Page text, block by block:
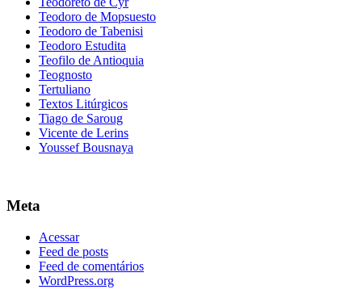
Teodoro de Mopsuesto
Teodoro de Tabenisi
Teodoro Estudita
Teofilo de Antioquia
Teognosto
Tertuliano
Textos Litúrgicos
Tiago de Saroug
Vicente de Lerins
Youssef Bousnaya
Meta
Acessar
Feed de posts
Feed de comentários
WordPress.org